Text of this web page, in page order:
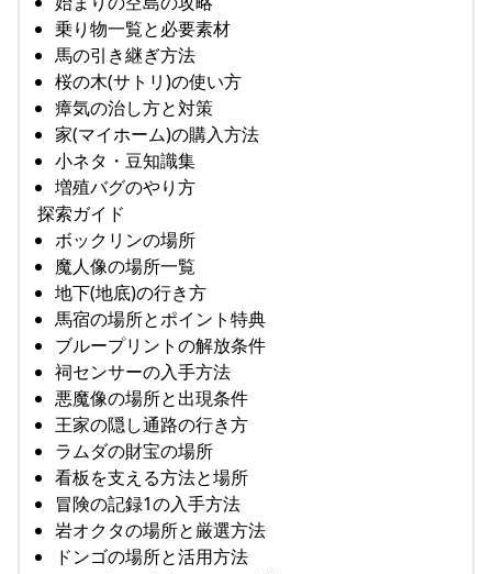
乗り物一覧と必要素材
馬の引き継ぎ方法
桜の木(サトリ)の使い方
瘴気の治し方と対策
家(マイホーム)の購入方法
小ネタ・豆知識集
増殖バグのやり方
探索ガイド
ボックリンの場所
魔人像の場所一覧
地下(地底)の行き方
馬宿の場所とポイント特典
ブループリントの解放条件
祠センサーの入手方法
悪魔像の場所と出現条件
王家の隠し通路の行き方
ラムダの財宝の場所
看板を支える方法と場所
冒険の記録1の入手方法
岩オクタの場所と厳選方法
ドンゴの場所と活用方法